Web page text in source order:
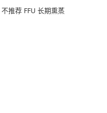
推荐 FFU 长期熏蒸